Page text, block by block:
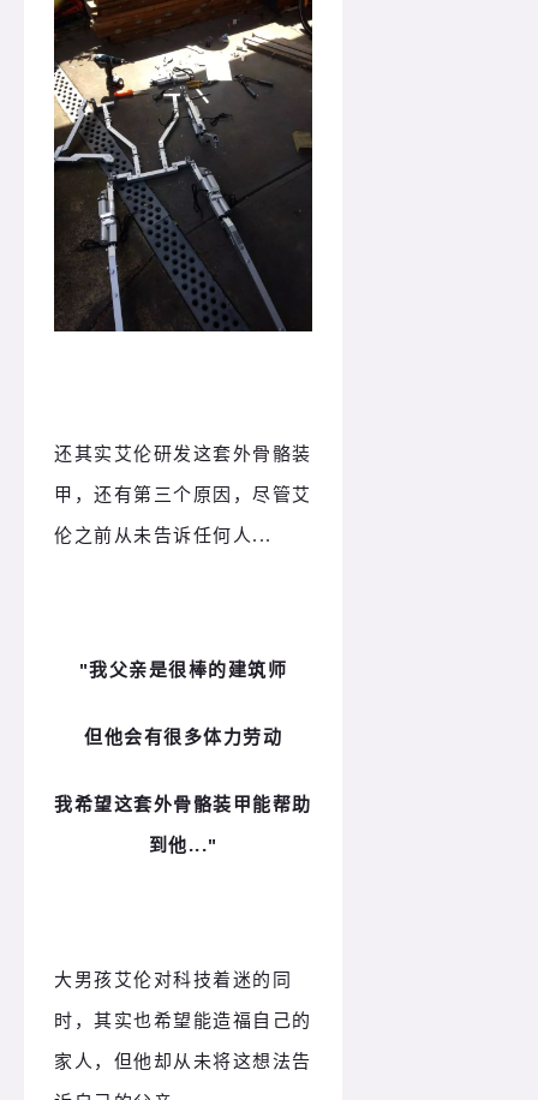
还其实艾伦研发这套外骨骼装
甲，还有第三个原因，尽管艾
伦之前从未告诉任何人...
"我父亲是很棒的建筑师
但他会有很多体力劳动
我希望这套外骨骼装甲能帮助
到他..."
大男孩艾伦对科技着迷的同
时，其实也希望能造福自己的
家人，但他却从未将这想法告